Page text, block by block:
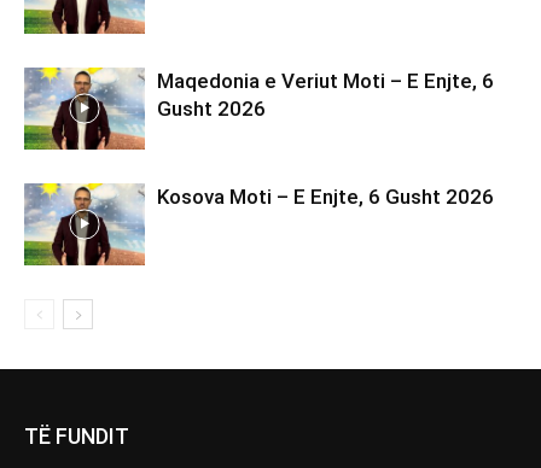
Maqedonia e Veriut Moti – E Enjte, 6
Gusht 2026
Kosova Moti – E Enjte, 6 Gusht 2026
TË FUNDIT